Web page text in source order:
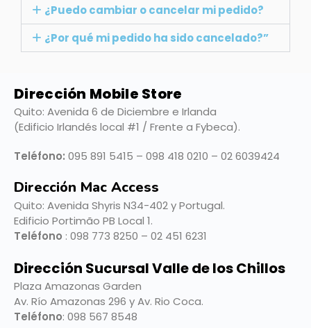
¿Puedo cambiar o cancelar mi pedido?
¿Por qué mi pedido ha sido cancelado?”
Dirección Mobile Store
Quito: Avenida 6 de Diciembre e Irlanda
(Edificio Irlandés local #1 / Frente a Fybeca).
Teléfono: 095 891 5415 – 098 418 0210 – 02 6039424
Dirección Mac Access
Quito: Avenida Shyris N34-402 y Portugal.
Edificio Portimão PB Local 1.
Teléfono : 098 773 8250 – 02 451 6231
Dirección Sucursal Valle de los Chillos
Plaza Amazonas Garden
Av. Río Amazonas 296 y Av. Rio Coca.
Teléfono: 098 567 8548